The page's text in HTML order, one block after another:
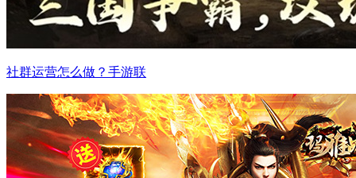
社群运营怎么做？手游联